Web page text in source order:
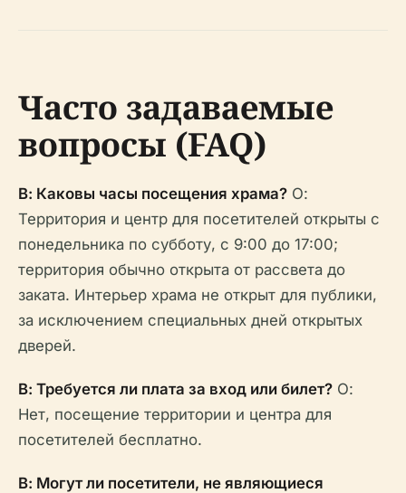
Часто задаваемые
вопросы (FAQ)
В: Каковы часы посещения храма? О:
Территория и центр для посетителей открыты с
понедельника по субботу, с 9:00 до 17:00;
территория обычно открыта от рассвета до
заката. Интерьер храма не открыт для публики,
за исключением специальных дней открытых
дверей.
В: Требуется ли плата за вход или билет? О:
Нет, посещение территории и центра для
посетителей бесплатно.
В: Могут ли посетители, не являющиеся